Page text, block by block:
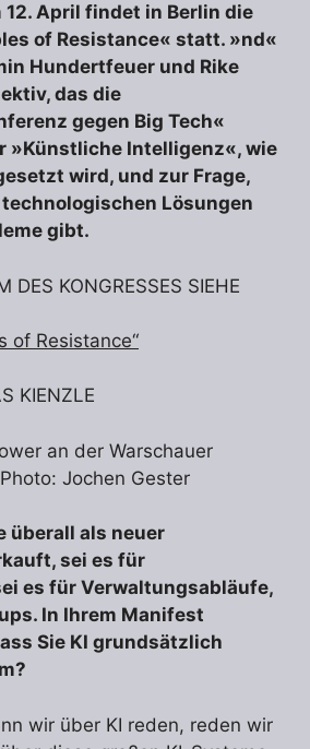
12. April findet in Berlin die
of Resistance« statt. »nd«
Hundertfeuer und Rike
das die
gegen Big Tech«
»Künstliche Intelligenz«, wie
wird, und zur Frage,
Lösungen
gibt.
DES KONGRESSES SIEHE
of Resistance“
KIENZLE
an der Warschauer
Jochen Gester
überall als neuer
sei es für
es für Verwaltungsabläufe,
In Ihrem Manifest
Sie KI grundsätzlich
wir über KI reden, reden wir